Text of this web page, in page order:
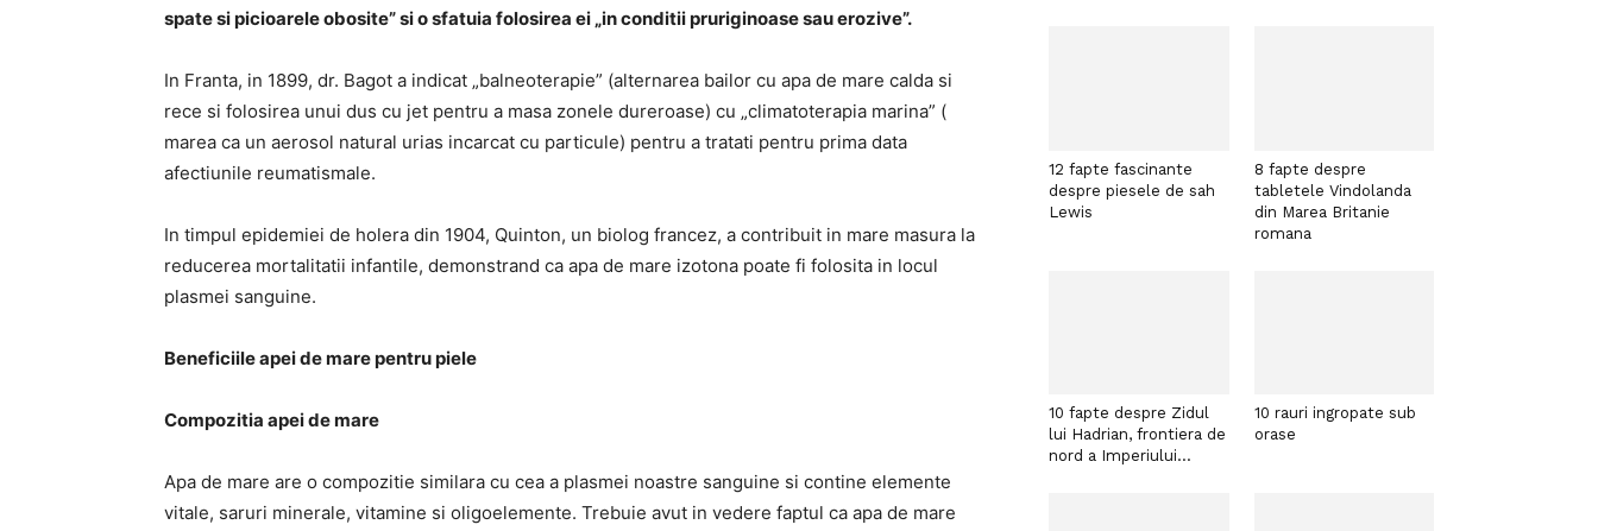
spate si picioarele obosite” si o sfatuia folosirea ei „in conditii pruriginoase sau erozive”.
In Franta, in 1899, dr. Bagot a indicat „balneoterapie” (alternarea bailor cu apa de mare calda si
rece si folosirea unui dus cu jet pentru a masa zonele dureroase) cu „climatoterapia marina” (
marea ca un aerosol natural urias incarcat cu particule) pentru a tratati pentru prima data
afectiunile reumatismale.
In timpul epidemiei de holera din 1904, Quinton, un biolog francez, a contribuit in mare masura la
reducerea mortalitatii infantile, demonstrand ca apa de mare izotona poate fi folosita in locul
plasmei sanguine.
Beneficiile apei de mare pentru piele
Compozitia apei de mare
Apa de mare are o compozitie similara cu cea a plasmei noastre sanguine si contine elemente
vitale, saruri minerale, vitamine si oligoelemente. Trebuie avut in vedere faptul ca apa de mare
12 fapte fascinante
despre piesele de sah
Lewis
8 fapte despre
tabletele Vindolanda
din Marea Britanie
romana
10 fapte despre Zidul
lui Hadrian, frontiera de
nord a Imperiului...
10 rauri ingropate sub
orase